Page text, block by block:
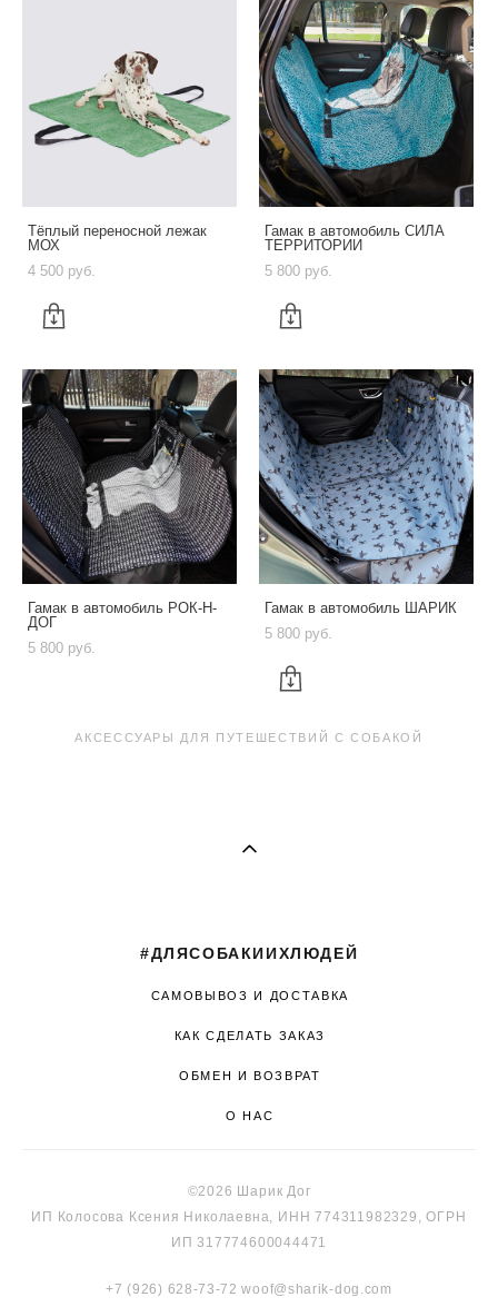
Тёплый переносной лежак
МОХ
4 500 pуб.
Гамак в автомобиль СИЛА
ТЕРРИТОРИИ
5 800 pуб.
Гамак в автомобиль РОК-Н-
ДОГ
5 800 pуб.
Гамак в автомобиль ШАРИК
5 800 pуб.
АКСЕССУАРЫ ДЛЯ ПУТЕШЕСТВИЙ С СОБАКОЙ
#ДЛЯСОБАКИИХЛЮДЕЙ
САМОВЫВОЗ И ДОСТАВКА
КАК СДЕЛАТЬ ЗАКАЗ
ОБМЕН И ВОЗВРАТ
О НАС
©2026 Шарик Дог
ИП Колосова Ксения Николаевна, ИНН 774311982329, ОГРН
ИП 317774600044471
+7 (926) 628-73-72 woof@sharik-dog.com